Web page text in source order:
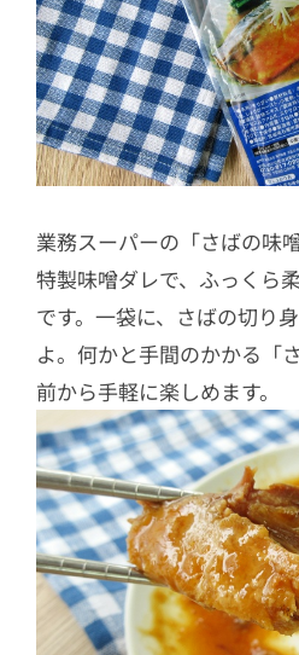
業務スーパーの「さばの味
特製味噌ダレで、ふっくら
です。一袋に、さばの切り
よ。何かと手間のかかる「
前から手軽に楽しめます。